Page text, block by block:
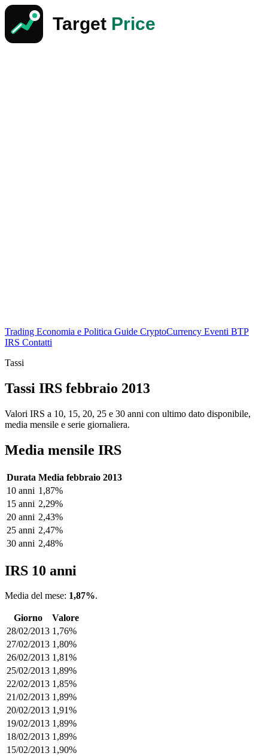
Trading Economia e Politica Guide CryptoCurrency Eventi BTP
IRS Contatti
Tassi
Tassi IRS febbraio 2013
Valori IRS a 10, 15, 20, 25 e 30 anni con ultimo dato disponibile,
media mensile e serie giornaliera.
Media mensile IRS
Durata Media febbraio 2013
10 anni 1,87%
15 anni 2,29%
20 anni 2,43%
25 anni 2,47%
30 anni 2,48%
IRS 10 anni
Media del mese: 1,87%.
Giorno
Valore
28/02/2013 1,76%
27/02/2013 1,80%
26/02/2013 1,81%
25/02/2013 1,89%
22/02/2013 1,85%
21/02/2013 1,89%
20/02/2013 1,91%
19/02/2013 1,89%
18/02/2013 1,89%
15/02/2013 1,90%